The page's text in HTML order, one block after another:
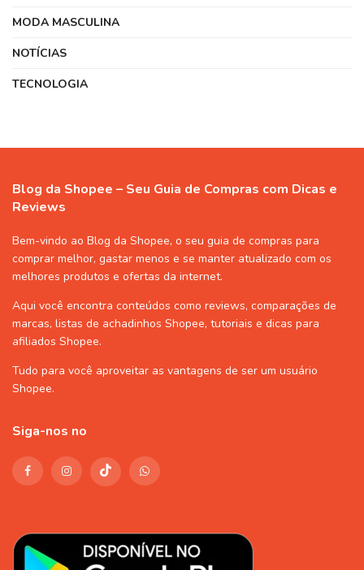
MODA MASCULINA
NOTÍCIAS
TECNOLOGIA
Blog da Shopee – Seu Guia de Compras com Dicas e
Reviews
Bem-vindo ao Blog da Shopee, o seu guia de compras para
comprar melhor, gastar menos e se manter atualizado com os
melhores produtos e ofertas da internet.
Aqui você encontra conteúdos como reviews, comparações de
marcas, listas de achadinhos Shopee, tutoriais e dicas para
afiliados Shopee.
Tudo para você aproveitar as vantagens de ser um usuário
Shopee.
Siga-nos no